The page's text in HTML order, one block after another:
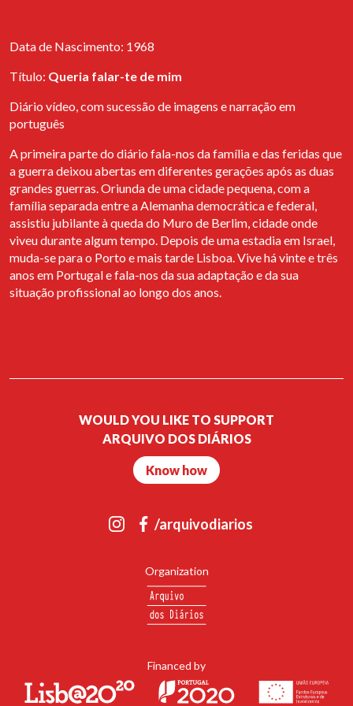
Data de Nascimento: 1968
Título: Queria falar-te de mim
Diário vídeo, com sucessão de imagens e narração em
português
A primeira parte do diário fala-nos da família e das feridas que
a guerra deixou abertas em diferentes gerações após as duas
grandes guerras. Oriunda de uma cidade pequena, com a
família separada entre a Alemanha democrática e federal,
assistiu jubilante à queda do Muro de Berlim, cidade onde
viveu durante algum tempo. Depois de uma estadia em Israel,
muda-se para o Porto e mais tarde Lisboa. Vive há vinte e três
anos em Portugal e fala-nos da sua adaptação e da sua
situação profissional ao longo dos anos.
WOULD YOU LIKE TO SUPPORT
ARQUIVO DOS DIÁRIOS
Know how
/arquivodiarios
Organization
Financed by
with EAPN Association (European Anti-Poverty Network) within
Opportunities: Towards a Level Telling Field on Migrations and
New Narrative of Successful Integration, promoted by BEWING.
EAPN has offered to collaborate with Migrant Diaries by
suggesting possible interested parties.
Abertura da exposição "Próxima Estação:
um arquivo para a migração"
Entre dia 21 de Setembro e 4 de Outubro 2022 é possível visitar
a exposição “Próxima Estação: Um arquivo para a migração” no
Espaço de Santa Catarina, que será depois apresentada, entre dia
13 de Outubro e 01 de Novembro, na galeria do projeto EGEU. A
viagem termina na associação cultural Curious Monkey, onde
estará patente entre 03 de Novembro e 20 de Novembro.
Diários de Migrantes.
Livro "Diários de Mulheres Migrantes"
É com muito orgulho que partilhamos o resultado do trabalho de
migrantes que actualmente vivem em Lisboa. O livro “Diários de
Mulheres Migrantes” é composto por um conjunto de excertos
FESTA DOS DIÁRIOS Contos Migrantes
dos Diários celebra o seu 11º aniversário com um evento dedicado
à migração. Será apresentado o podcast "Diários de Migrantes",
realizado em 2024 para o jornal Expresso, baseado em alguns